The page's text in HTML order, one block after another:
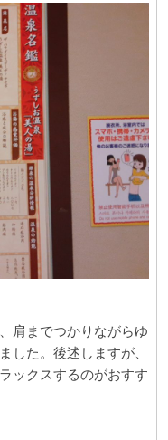
肩までつかりながらゆ
した。後述しますが、
ックスするのがおすす